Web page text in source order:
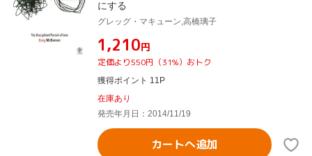
にする
グレッグ・マキューン,高橋璃子
¥1,210円
定価より550円（31%）おトク
獲得ポイント 11P
在庫あり
発売年月日：2014/11/19
カートへ追加